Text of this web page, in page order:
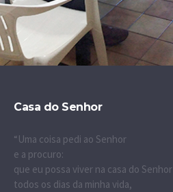
Casa do Senhor
“Uma coisa pedi ao Senhor
e a procuro:
que eu possa viver na casa do Senhor
todos os dias da minha vida,